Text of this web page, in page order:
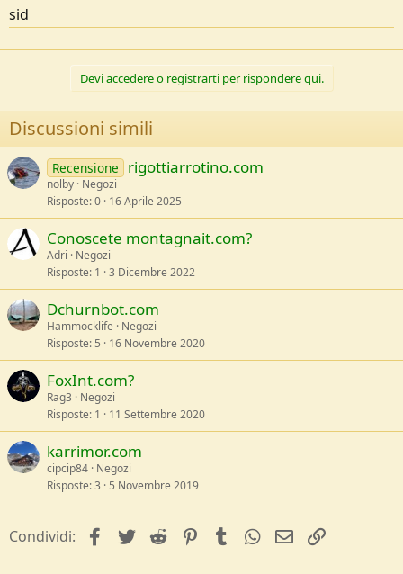
sid
Devi accedere o registrarti per rispondere qui.
Discussioni simili
Recensione rigottiarrotino.com
nolby Negozi
Risposte 0 16 Aprile 2025
Conoscete montagnait.com?
Adri
Negozi
Risposte 1 3 Dicembre 2022
Dchurnbot.com
Hammocklife
Negozi
Risposte 5 16 Novembre 2020
FoxInt.com?
Rag3
Negozi
Risposte 1 11 Settembre 2020
karrimor.com
cipcip84 Negozi
Risposte 3 5 Novembre 2019
Condividi: facebookTwitterReddit PinterestTumblrWhatsApp
e-mail